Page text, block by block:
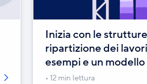
Inizia con le
ripartizione dei
esempi e un modello
12 min lettura